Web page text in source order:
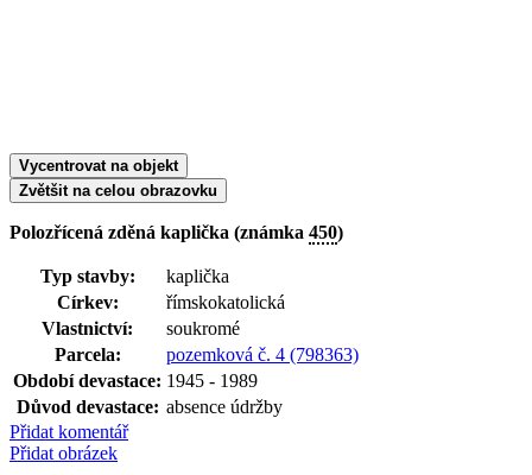
Vycentrovat na objekt
Zvětšit na celou obrazovku
Polozřícená zděná kaplička (známka 450)
Typ stavby:
kaplička
Církev:
římskokatolická
Vlastnictví:
soukromé
Parcela:
pozemková č. 4 (798363)
Období devastace: 1945 - 1989
Důvod devastace: absence údržby
Přidat komentář
Přidat obrázek